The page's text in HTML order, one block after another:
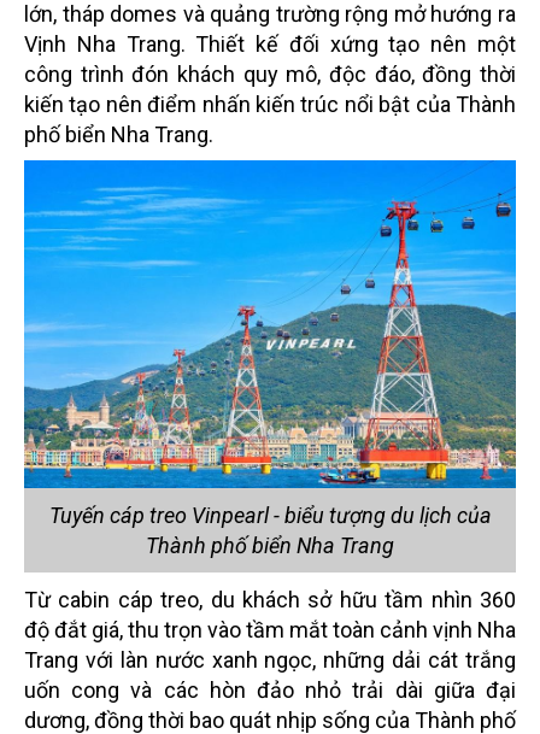
lớn, tháp domes và quảng trường rộng mở hướng ra
Vịnh Nha Trang. Thiết kế đối xứng tạo nên một
công trình đón khách quy mô, độc đáo, đồng thời
kiến tạo nên điểm nhấn kiến trúc nổi bật của Thành
phố biển Nha Trang.
Tuyến cáp treo Vinpearl - biểu tượng du lịch của
Thành phố biển Nha Trang
Từ cabin cáp treo, du khách sở hữu tầm nhìn 360
độ đắt giá, thu trọn vào tầm mắt toàn cảnh vịnh Nha
Trang với làn nước xanh ngọc, những dải cát trắng
uốn cong và các hòn đảo nhỏ trải dài giữa đại
dương, đồng thời bao quát nhịp sống của Thành phố